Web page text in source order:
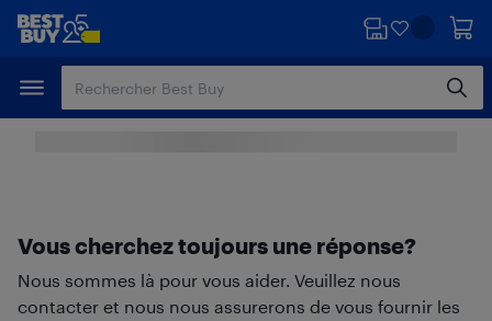
Passer
principal
Passer
Vous cherchez toujours une réponse?
Nous sommes là pour vous aider. Veuillez nous
contacter et nous nous assurerons de vous fournir les